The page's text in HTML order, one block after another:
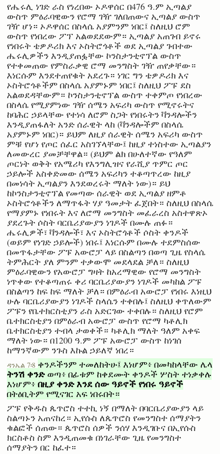
የሔሩሊ ነገድ ራስ የነረበው ኦዶዋሰር በ476 ዓ.ም ኢጣልያ
ውስጥ ምዕራባዊውን የሮማ ገዥ ገለበጠውና ኢጣልያ ውስጥ
ገዥ ሆነ። ኦዶዋሰር በስላሴ አያምንም ነበር፤ ስለዚህ ሮም
ውስጥ የነበረው ፖፕ አልወደደውም። ኢጣልያ አጠገብ ይኖሩ
የነበሩት ቴዎዶሪክ እና ኦስትሮጎቶች ወደ ኢጣልያ ገብተው
ሔሩሊዎችን እንዲያጠፏቸው ኮንስታንቲኖፕል ውስጥ
የተቀመጠው የምስራቃዊ ሮማ መንግስት ገዥ ጠየቃቸው።
እነርሱም እንደተጠየቁት አደረጉ። ነገር ግን ቴዎዶሪክ እና
ኦስትሮጎቶችም በስላሴ አያምኑም ነበር፤ ስለዚህ ፖፑ ደስ
አልወደዳቸውም። ኮንስታንቲኖፕል ውስጥ ተቀምጦ የነበረው
በስላሴ የሚያምነው ገዥ ሰሜን አፍሪካ ውስጥ የሚኖሩትና
ከባሕር ኃይላቸው የተነሳ ለሮም ስጋት የነበሩትን ቫንዳሎችን
እንዲያጠፋለት አንድ ሰራዊት ላከ (ቫንዳሎችም በስላሴ
አያምኑም ነበር)። ይህም ለዚያ ሰራዊት ሰሜን አፍሪካ ውስጥ
ምቹ የሆነ የጦር ሰፈር አስገኘላቸው፤ ከዚያ ተነስተው ኢጣልያን
ለመውረር ያመቻቸዋል። (ይህም ልክ በሁለተኛው የዓለም
ጦርነት ወቅት የአሜሪካ የእንግሊዝና የራሺያ ጥምር ጦር
ኃይሎች አስቀድመው ሰሜን አፍሪካን ተቆጣጥረው ከዚያ
በመነሳት ኢጣልያን እንደወረሩት ማለት ነው)። ይህ
ከኮንስታንቲኖፕል የመጣው ሰራዊት ወደ ኢጣልያ ዘምቶ
ኦስትሮጎቶችን ለማጥፋት ሃያ ዓመታት ፈጀበት። ስለዚህ በስላሴ
የማያምኑ የነበሩት እና ለሮማ መንግስት መፈራረስ አስተዋጽኦ
ያደረጉት ሶስት ባርቤሪያውያን ነገዶች በሙሉ ጠፉ።
ሔሩሊዎች፣ ቫንዳሎች፣ እና ኦስትሮጎቶች ሶስት ቀንዶች
(ወይም የነገድ ኃይሎች) ነበሩ፤ እነርሱም በሙሉ ተደምስሰው
በመጥፋታቸው ፖፑ አውሮፓ ላይ በስልጣን በወጣ ጊዜ የስላሴ
ትምሕርት ያለ ምንም ተቃውሞ መደላደል ቻለ። ስለዚህ
ምዕራባዊውን የአውሮፓ ግዛት ከአረማዊው የሮማ መንግስት
ነጥቀው የተቆጣጠሩ ቀሪ ባርቤሪያውያን ነገዶች መካከል ፖፑ
በስልጣን ከፍ ከፍ ማለት ቻለ። በምዕራብ አውሮፓ የነበሩ እነዚህ
ሁሉ ባርቤሪያውያን ነገዶች ስላሴን ተቀበሉ፤ ስለዚህ ቀጥለውም
ፖፑን የቤተክርስቲያን ራስ አድርገው ተቀበሉ። ስለዚህ የሮም
ቤተክርስቲያን በምዕራብ አውሮፓ ውስጥ የሮማ ካቶሊክ
ቤተክርስቲያን ተብላ ታወቀች። ካቶሊክ ማለት ዓለም አቀፍ
ማለት ነው። በ1200 ዓ.ም ፖፑ አውሮፓ ውስጥ ከነገሰ
ከማንኛውም ንጉስ እኩል ኃይለኛ ነበረ።
ዳንኤል 7፡8 ቀንዶችንም ተመለከትሁ፤ እነሆም፥ በመካከላቸው ሌላ
ትንሽ ቀንድወጣ፥ በፊቱም ከቀደሙት ቀንዶች ሦስት ተነቃቀሉ
እነሆም፥ በዚያ ቀንድ እንደ ሰው ዓይኖች የነበሩ ዓይኖች
በትዕቢትም የሚናገር አፍ ነበሩበት።
ፖፑ የቅዱስ ጴጥሮስ ተተኪ ነኝ በማለት በባርቤሪያውያን ላይ
ስልጣኑን አጠናከረ። ኢየሱስ ለጴጥሮስ የመንግስተ ሰማያትን
ቁልፎች ሰጠው። ጴጥሮስ ሰዎች ንሰሃ እንዲገቡና በኢየሱስ
ክርስቶስ ስም እንዲጠመቁ በነገራቸው ጊዜ የመንግስተ
ሰማያትን በር ከፈተ።